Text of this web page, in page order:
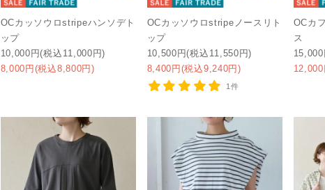
OCカッソウロstripeハンソデト
ップ
10,000円(税込11,000円)
8,000円(税込8,800円)
OCカッソウロstripeノースリト
ップ
10,500円(税込11,550円)
8,400円(税込9,240円)
1件
OCカ
ス